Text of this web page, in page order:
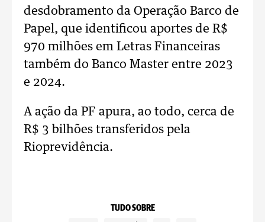
desdobramento da Operação Barco de
Papel, que identificou aportes de R$
970 milhões em Letras Financeiras
também do Banco Master entre 2023
e 2024.
A ação da PF apura, ao todo, cerca de
R$ 3 bilhões transferidos pela
Rioprevidência.
TUDO SOBRE